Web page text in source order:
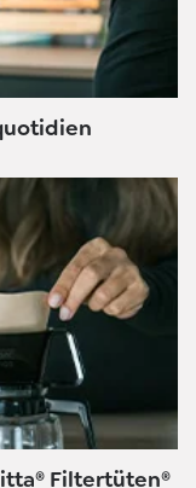
Filtertüten®